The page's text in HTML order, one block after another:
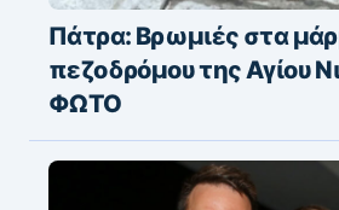
Πάτρα: Βρωμιές στα
πεζοδρόμου της Αγίου
ΦΩΤΟ